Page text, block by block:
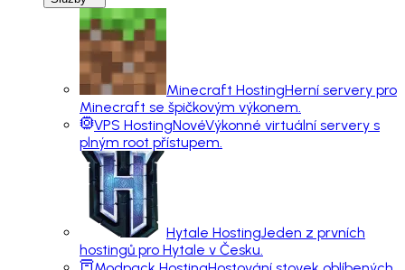
Minecraft HostingHerní servery pro
Minecraft se špičkovým výkonem.
VPS HostingNovéVýkonné virtuální servery s
plným root přístupem.
Hytale HostingJeden z prvních
hostingů pro Hytale v Česku.